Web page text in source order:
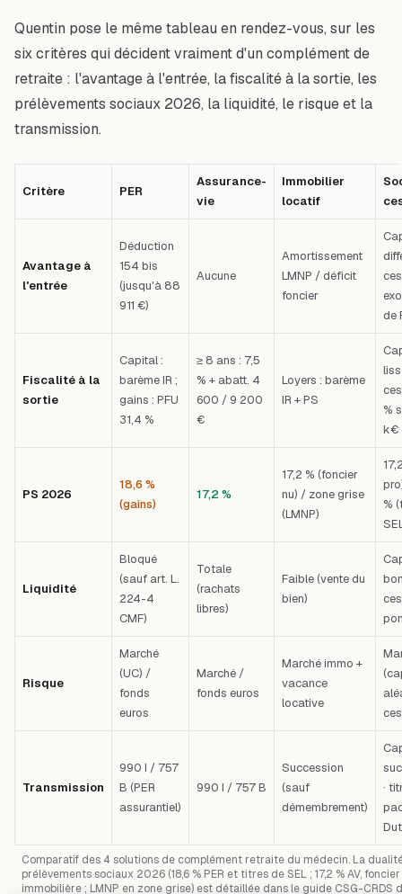
Quentin pose le même tableau en rendez-vous, sur les
six critères qui décident vraiment d'un complément de
retraite : l'avantage à l'entrée, la fiscalité à la sortie, les
prélèvements sociaux 2026, la liquidité, le risque et la
transmission.
Comparatif des 4 solutions de complément retraite du médecin. La
prélèvements sociaux 2026 (18,6 % PER et titres de SEL ; 17,2 % AV, foncier
immobilière ; LMNP en zone grise) est détaillée dans le guide CSG-CRDS
Critère PER
Assurance-
vie
Immobilier
locatif
Avantage à
l'entrée
Déduction
154 bis
(jusqu'à 88
911 €)
Aucune
Amortissement
LMNP / déficit
foncier
de
Fiscalité à la
sortie
Capital :
barème IR ;
gains : PFU
31,4 %
≥ 8 ans : 7,5
% + abatt. 4
600 / 9 200
€
Loyers : barème
IR + PS
%
k€
PS 2026
18,6 %
(gains)
17,2 %
17,2 % (foncier
nu) / zone grise
(LMNP)
%
Liquidité
Bloqué
(sauf art. L.
224-4
CMF)
Totale
(rachats
libres)
Faible (vente du
bien)
Risque
Marché
(UC) /
fonds
euros
Marché /
fonds euros
Marché immo +
vacance
locative
Transmission
990 I / 757
B (PER
assurantiel)
990 I / 757 B
Succession
(sauf
démembrement)
·